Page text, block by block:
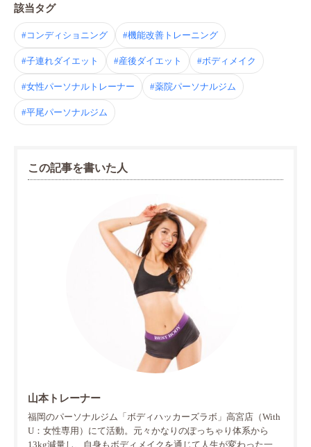
該当タグ
#コンディショニング #機能改善トレーニング
#子連れダイエット #産後ダイエット #ボディメイク
#女性パーソナルトレーナー #薬院パーソナルジム
#平尾パーソナルジム
この記事を書いた人
山本トレーナー
福岡のパーソナルジム「ボディハッカーズラボ」高宮店（With
U：女性専用）にて活動。元々かなりのぽっちゃり体系から
13kg減量し、自身もボディメイクを通じて人生が変わった一